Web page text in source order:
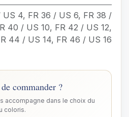
US 4, FR 36 / US 6, FR 38 /
40 / US 10, FR 42 / US 12,
44 / US 14, FR 46 / US 16
commander ?
accompagne dans le choix du
coloris.